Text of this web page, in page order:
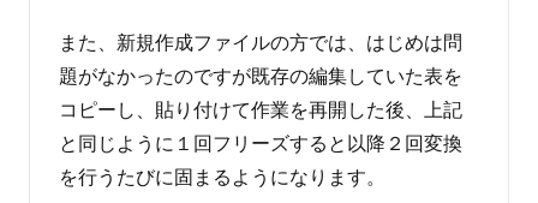
また、新規作成ファイルの方では、はじめは問
題がなかったのですが既存の編集していた表を
コピーし、貼り付けて作業を再開した後、上記
と同じように１回フリーズすると以降２回変換
を行うたびに固まるようになります。